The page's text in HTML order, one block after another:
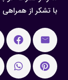
با تشکر از